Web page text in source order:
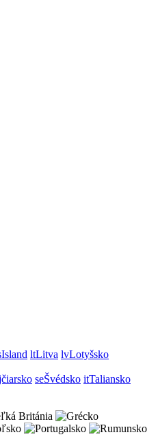
Island ltLitva lvLotyšsko
seŠvédsko itTaliansko